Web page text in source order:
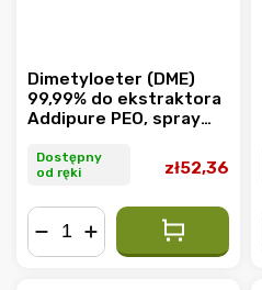
Dimetyloeter (DME)
99,99% do ekstraktora
Addipure PEO, spray
Dostępny
od ręki
zł52,36